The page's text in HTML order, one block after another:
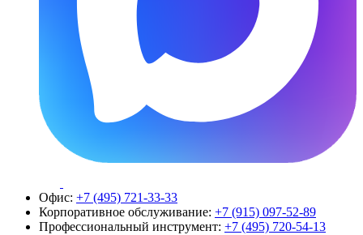
Офис: +7 (495) 721-33-33
Корпоративное обслуживание: +7 (915) 097-52-89
Профессиональный инструмент: +7 (495) 720-54-13